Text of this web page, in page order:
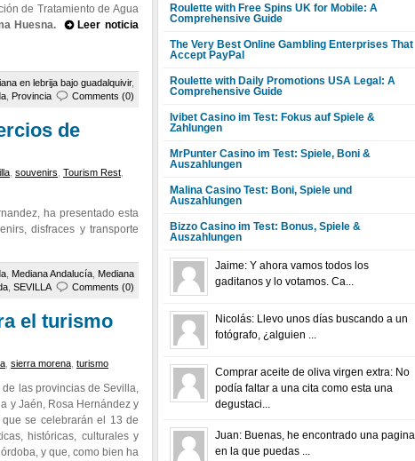
de Tratamiento de Agua
Huesna.
Leer noticia
en lebrija bajo guadalquivir,
Provincia Comments (0)
de
souvenirs Tourism Rest
ha presentado esta
disfraces y transporte
Mediana Andalucía Mediana
SEVILLA Comments (0)
el turismo
sierra morena turismo
las provincias de Sevilla,
y Jaén, Rosa Hernández y
se celebrarán el 13 de
históricas, culturales y
y que, como bien ha
Roulette with Free Spins UK for Mobile: A
Comprehensive Guide
The Very Best Online Gambling Enterprises That
Accept PayPal
Roulette with Daily Promotions USA Legal: A
Comprehensive Guide
Ivibet Casino im Test: Fokus auf Spiele &
Zahlungen
MrPunter Casino im Test: Spiele, Boni &
Auszahlungen
Malina Casino Test: Boni, Spiele und
Auszahlungen
Bizzo Casino im Test: Bonus, Spiele &
Auszahlungen
Jaime: Y ahora vamos todos los
gaditanos y lo votamos. Ca...
Nicolás: Llevo unos días buscando a un
fotógrafo, ¿alguien ...
Comprar aceite de oliva virgen extra: No
podía faltar a una cita como esta una
degustaci...
Juan: Buenas, he encontrado una pagina
en la que puedas ...